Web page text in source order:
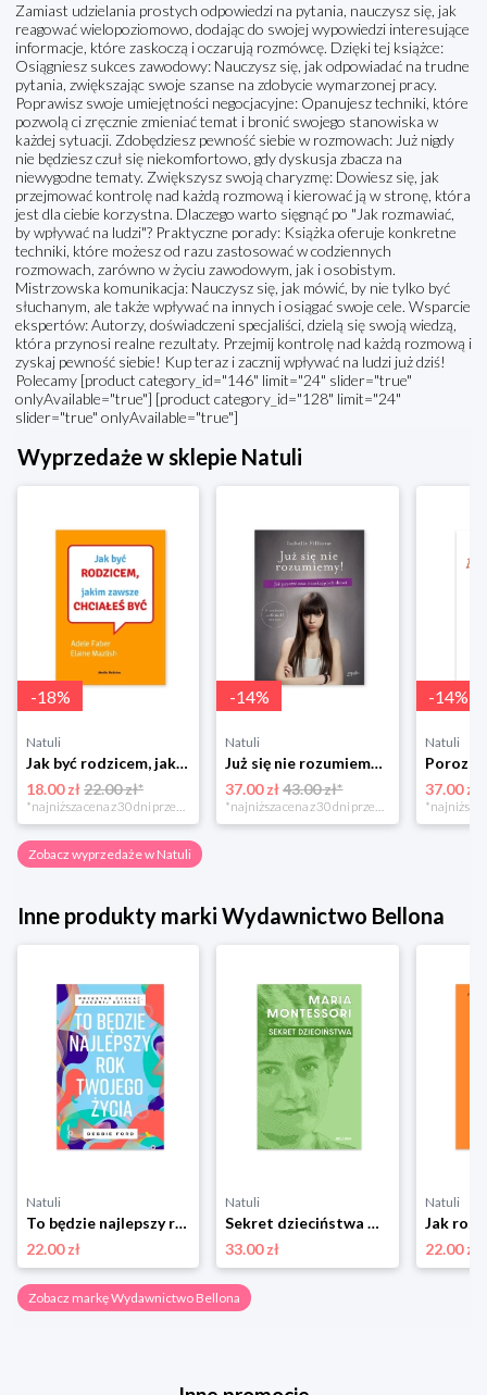
Zamiast udzielania prostych odpowiedzi na pytania, nauczysz się, jak
reagować wielopoziomowo, dodając do swojej wypowiedzi interesujące
informacje, które zaskoczą i oczarują rozmówcę. Dzięki tej książce:
Osiągniesz sukces zawodowy: Nauczysz się, jak odpowiadać na trudne
pytania, zwiększając swoje szanse na zdobycie wymarzonej pracy.
Poprawisz swoje umiejętności negocjacyjne: Opanujesz techniki, które
pozwolą ci zręcznie zmieniać temat i bronić swojego stanowiska w
każdej sytuacji. Zdobędziesz pewność siebie w rozmowach: Już nigdy
nie będziesz czuł się niekomfortowo, gdy dyskusja zbacza na
niewygodne tematy. Zwiększysz swoją charyzmę: Dowiesz się, jak
przejmować kontrolę nad każdą rozmową i kierować ją w stronę, która
jest dla ciebie korzystna. Dlaczego warto sięgnąć po "Jak rozmawiać,
by wpływać na ludzi"? Praktyczne porady: Książka oferuje konkretne
techniki, które możesz od razu zastosować w codziennych
rozmowach, zarówno w życiu zawodowym, jak i osobistym.
Mistrzowska komunikacja: Nauczysz się, jak mówić, by nie tylko być
słuchanym, ale także wpływać na innych i osiągać swoje cele. Wsparcie
ekspertów: Autorzy, doświadczeni specjaliści, dzielą się swoją wiedzą,
która przynosi realne rezultaty. Przejmij kontrolę nad każdą rozmową i
zyskaj pewność siebie! Kup teraz i zacznij wpływać na ludzi już dziś!
Polecamy [product category_id="146" limit="24" slider="true"
onlyAvailable="true"] [product category_id="128" limit="24"
slider="true" onlyAvailable="true"]
Wyprzedaże w sklepie Natuli
-18%
Natuli
Jak być rodzicem, jakim zawsze chciałeś być Media rodzina
18.00 zł22.00 zł*
*najniższa cena z 30 dni przed obniżką
-14%
Natuli
Już się nie rozumiemy! Jak przeżyć czas trzaskających drzwi Esprit
37.00 zł 43.00 zł*
*najniższa cena z 30 dni przed obniżką
-14%
Natuli
37.00 zł
Zobacz wyprzedaże w Natuli
Inne produkty marki Wydawnictwo Bellona
Natuli
To będzie najlepszy rok twojego życia Wydawnictwo bellona
22.00 zł
Natuli
Sekret dzieciństwa Wydawnictwo bellona
33.00 zł
Natuli
22.00 zł
Zobacz markę Wydawnictwo Bellona